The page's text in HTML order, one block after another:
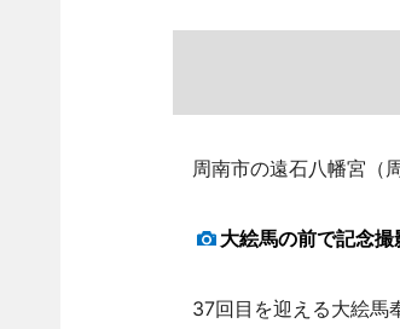
周南市の遠石八幡宮（
大絵馬の前で記念
37回目を迎える大絵馬